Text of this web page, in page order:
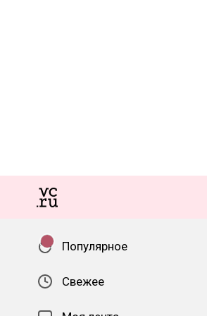
Популярное
Свежее